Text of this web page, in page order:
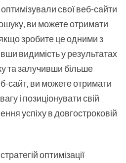
свої веб-сайти
ви можете отримати
зробите це одними з
видимість у результатах
та залучивши більше
сайт, ви можете отримати
і позиціонувати свій
успіху в довгостроковій
оптимізації